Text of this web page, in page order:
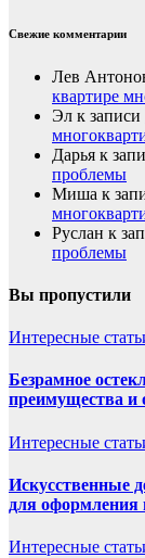
Свежие комментарии
Лев
квартире
Эл к записи
Дарья к
проблемы
Миша к
Руслан к
проблемы
Вы пропустили
Интересные
Безрамное
преимущества и
Интересные
Искусственные
для оформления
Интересные